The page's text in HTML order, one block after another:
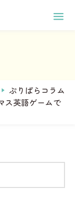
ぷりぱらコラム
ス英語ゲームで